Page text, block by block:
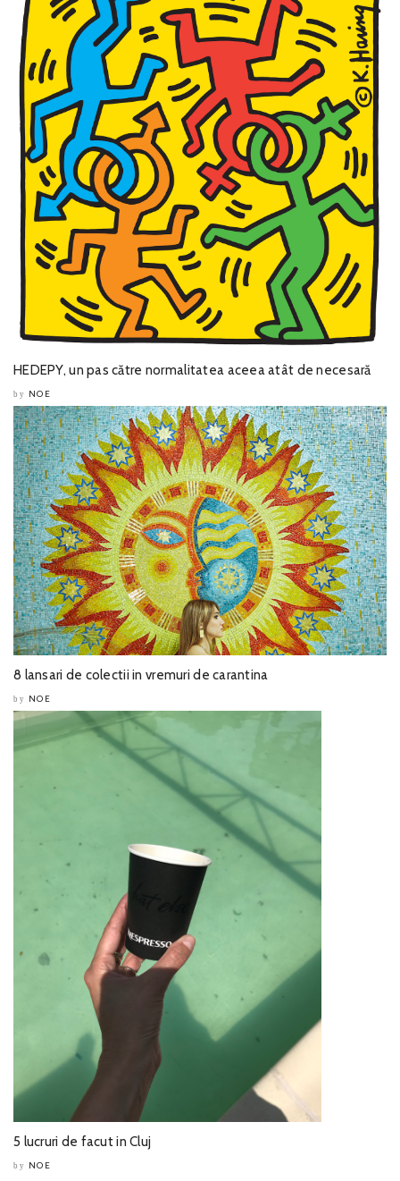
HEDEPY, un pas către normalitatea aceea atât de necesară
by NOE
8 lansari de colectii in vremuri de carantina
by NOE
5 lucruri de facut in Cluj
by NOE